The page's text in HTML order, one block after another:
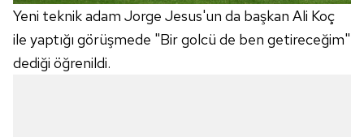
Yeni teknik adam Jorge Jesus'un da başkan Ali Koç
ile yaptığı görüşmede "Bir golcü de ben getireceğim"
dediği öğrenildi.